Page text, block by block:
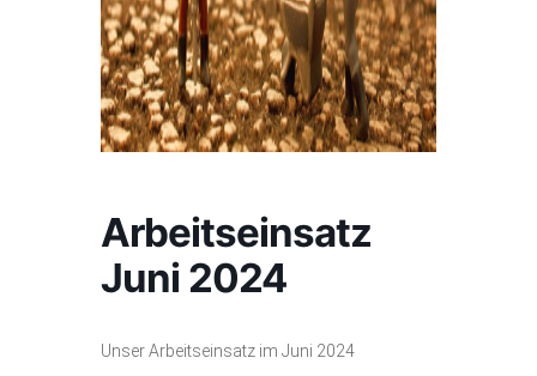
Arbeitseinsatz
Juni 2024
Unser Arbeitseinsatz im Juni 2024